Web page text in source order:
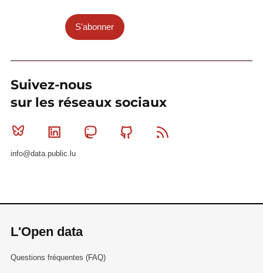
S'abonner
Suivez-nous
sur les réseaux sociaux
Bluesky Linkedin MastodonGithub
info@data.public.lu
L'Open data
Questions fréquentes (FAQ)